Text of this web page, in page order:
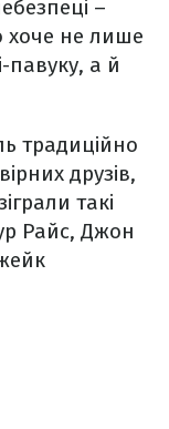
–
хоче не лише
павуку, а й
традиційно
друзів,
такі
Райс, Джон